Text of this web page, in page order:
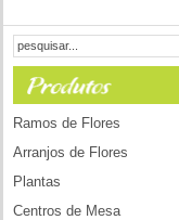
Ramos de Flores
Arranjos de Flores
Plantas
Centros de Mesa